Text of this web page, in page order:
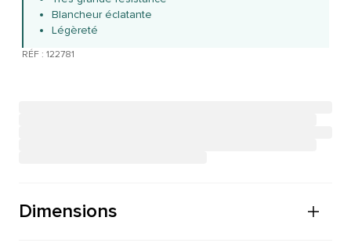
Blancheur éclatante
Légèreté
RÉF : 122781
Dimensions